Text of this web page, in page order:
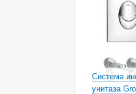
Система
унитаза